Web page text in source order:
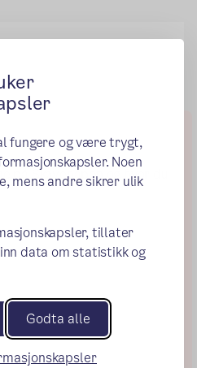
fungere og være trygt,
Noen
mens andre sikrer ulik
tillater
data om statistikk og
Godta alle
på Skøyenåpen og hvor du